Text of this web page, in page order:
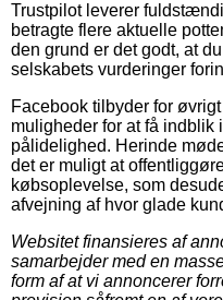
Trustpilot leverer
betragte flere aktuelle
den grund er det godt, at
selskabets vurderinger
Facebook tilbyder for
muligheder for at få indblik
pålidelighed. Herinde
det er muligt at
købsoplevelse, som
afvejning af hvor glade
Websitet finansieres af
samarbejder med en
form af at vi annoncerer